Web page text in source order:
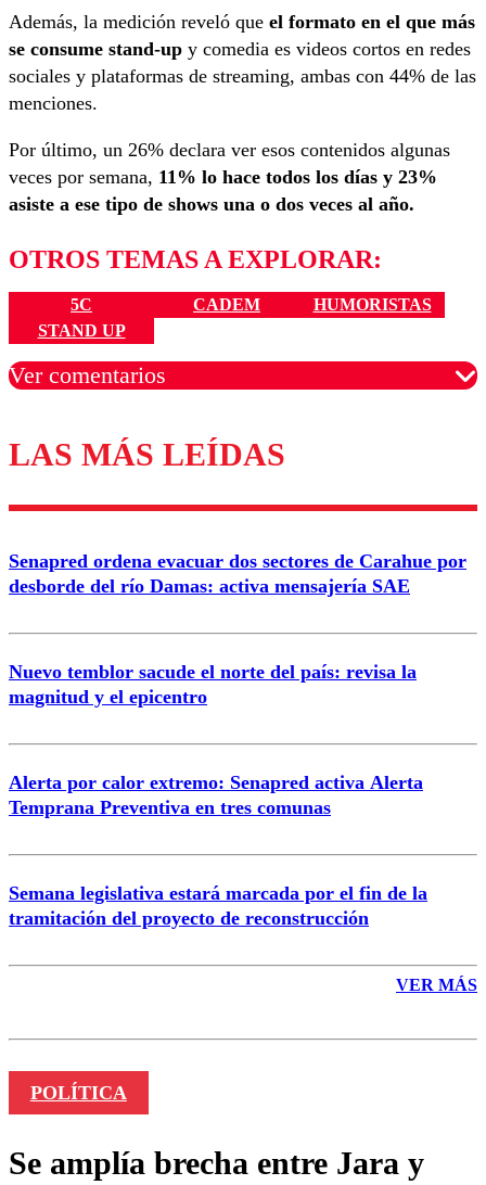
Además, la medición reveló que el formato en el que más
se consume stand-up y comedia es videos cortos en redes
sociales y plataformas de streaming, ambas con 44% de las
menciones.
Por último, un 26% declara ver esos contenidos algunas
veces por semana, 11% lo hace todos los días y 23%
asiste a ese tipo de shows una o dos veces al año.
OTROS TEMAS A EXPLORAR:
5C CADEM
HUMORISTAS
STAND UP
Ver comentarios
Los comentarios son moderados para garantizar un
diálogo respetuoso.
Correo
LAS MÁS LEÍDAS
Senapred ordena evacuar dos sectores de Carahue por
desborde del río Damas: activa mensajería SAE
Nuevo temblor sacude el norte del país: revisa la
magnitud y el epicentro
Alerta por calor extremo: Senapred activa Alerta
Temprana Preventiva en tres comunas
Semana legislativa estará marcada por el fin de la
tramitación del proyecto de reconstrucción
VER MÁS
POLÍTICA
Se amplía brecha entre Jara y